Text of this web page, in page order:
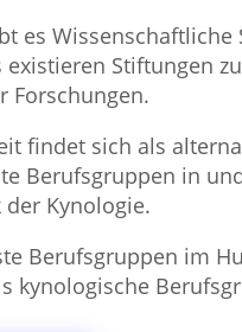
es
existieren Stiftungen
Forschungen.
findet sich als
Berufsgruppen in
Kynologie.
Berufsgruppen im
kynologische